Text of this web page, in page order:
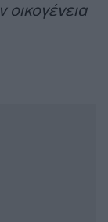
οικογένεια